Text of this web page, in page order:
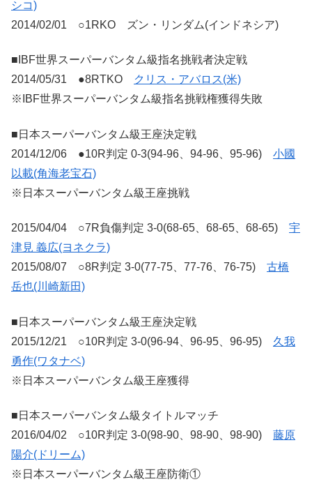
シコ)
2014/02/01 ○1RKO ズン・リンダム(インドネシア)
■IBF世界スーパーバンタム級指名挑戦者決定戦
2014/05/31 ●8RTKO
クリス・アバロス(米)
※IBF世界スーパーバンタム級指名挑戦権獲得失敗
■日本スーパーバンタム級王座決定戦
2014/12/06 ●10R判定 0-3(94-96、94-96、95-96) 小國
以載(角海老宝石)
※日本スーパーバンタム級王座挑戦
2015/04/04 ○7R負傷判定 3-0(68-65、68-65、68-65) 宇
津見 義広(ヨネクラ)
2015/08/07 ○8R判定 3-0(77-75、77-76、76-75) 古橋
岳也(川崎新田)
■日本スーパーバンタム級王座決定戦
2015/12/21 ○10R判定 3-0(96-94、96-95、96-95) 久我
勇作(ワタナベ)
※日本スーパーバンタム級王座獲得
■日本スーパーバンタム級タイトルマッチ
2016/04/02 ○10R判定 3-0(98-90、98-90、98-90) 藤原
陽介(ドリーム)
※日本スーパーバンタム級王座防衛①